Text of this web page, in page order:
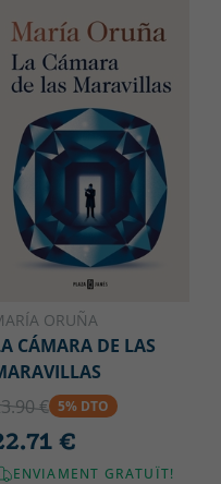
ORUÑA
CÁMARA DE LAS
€ 5% DTO
€
ENVIAMENT GRATUÏT!